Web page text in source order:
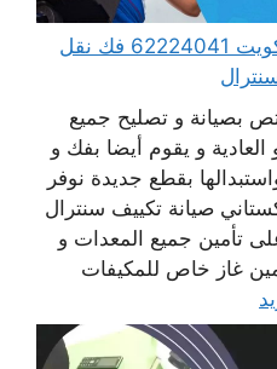
فني تكييف مركزي هندي الكويت 62224041 فك نقل
بصيانة و تصليح جميع
و يقوم أيضا بفك و
بقطع جديدة نوفر
صيانة تكييف سنترال
تأمين جميع المعدات و
غاز خاص للمكيفات